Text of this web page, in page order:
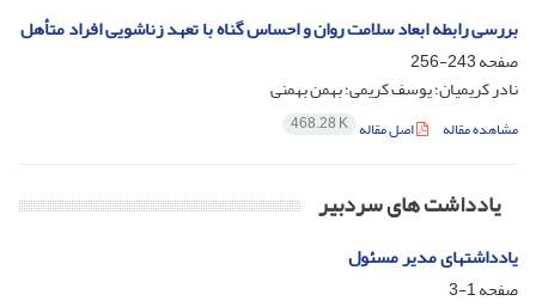
بررسی رابطه ابعاد سلامت روان و احساس گناه با تعهد زناشویی افراد متأهل
صفحه243-256
نادر کریمیان؛ یوسف کریمی؛ بهمن بهمنی
مشاهده مقاله اصل مقاله 468.28 K
یادداشت های سردبیر
یادداشتهای مدیر مسئول
صفحه1-3